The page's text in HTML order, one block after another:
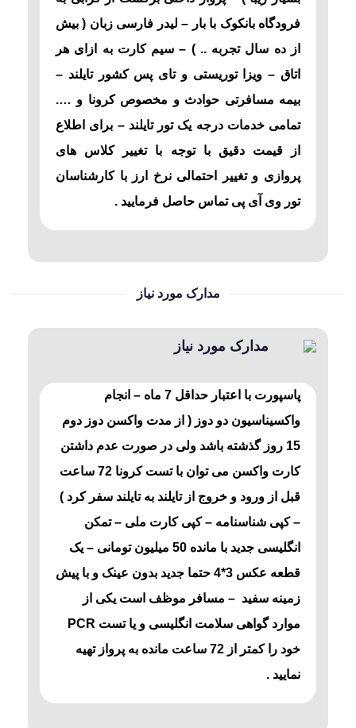
فرودگاه بانکوک با بار – لیدر فارسی زبان ( بیش
از ده سال تجربه .. ) – سیم کارت به ازای هر
اتاق – ویزا توریستی و تای پس کشور تایلند –
بیمه مسافرتی حوادث و مخصوص کرونا و ….
تمامی خدمات درجه یک تور تایلند – برای اطلاع
از قیمت دقیق با توجه با تغییر کلاس های
پروازی و تغییر احتمالی نرخ ارز با کارشناسان
تور وی آی پی تماس حاصل فرمایید .
مدارک مورد نیاز
مدارک مورد نیاز
پاسپورت با اعتبار حداقل 7 ماه – انجام
واکسیناسیون دو دوز ( از مدت واکسن دوز دوم
15 روز گذشته باشد ولی در صورت عدم داشتن
کارت واکسن می توان با تست کرونا 72 ساعت
قبل از ورود و خروج از تایلند به تایلند سفر کرد )
– کپی شناسنامه – کپی کارت ملی – تمکن
انگلیسی جدید با مانده 50 میلیون تومانی – یک
قطعه عکس 3*4 حتما جدید بدون عینک و با پیش
زمینه سفید – مسافر موظف است یکی از
موارد گواهی سلامت انگلیسی و یا تست PCR
خود را کمتر از 72 ساعت مانده به پرواز تهیه
نمایید .